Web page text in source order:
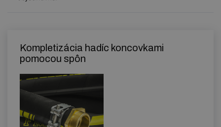
Kompletizácia hadíc koncovkami
pomocou spôn